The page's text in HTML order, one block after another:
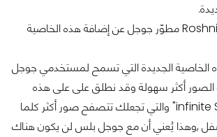
وقد تحدث Roshni Malani مطوّر جوجل عن إضافة هذه الخاصية
الخاصية الجديدة التي تسمح لمستخدمي جوجل
أكثر سهولة وقد نطلق على على هذه
الخاصية اسم "infinite Scroll" والتي تجعلك تتصفح صور أكثر كلما
,وهذا يُعني أن مع جوجل بلس لن يكون هناك